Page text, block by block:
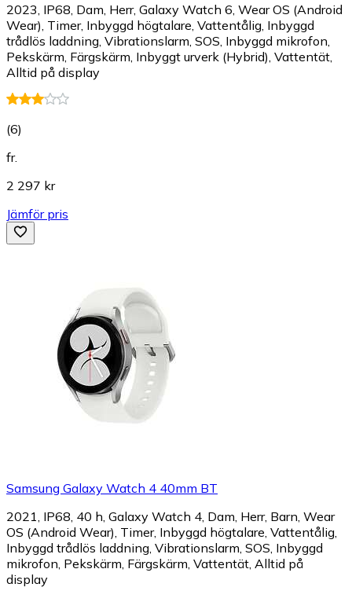
2023, IP68, Dam, Herr, Galaxy Watch 6, Wear OS (Android
Wear), Timer, Inbyggd högtalare, Vattentålig, Inbyggd
trådlös laddning, Vibrationslarm, SOS, Inbyggd mikrofon,
Pekskärm, Färgskärm, Inbyggt urverk (Hybrid), Vattentät,
Alltid på display
(6)
fr.
2 297 kr
Jämför pris
Samsung Galaxy Watch 4 40mm BT
2021, IP68, 40 h, Galaxy Watch 4, Dam, Herr, Barn, Wear
OS (Android Wear), Timer, Inbyggd högtalare, Vattentålig,
Inbyggd trådlös laddning, Vibrationslarm, SOS, Inbyggd
mikrofon, Pekskärm, Färgskärm, Vattentät, Alltid på
display